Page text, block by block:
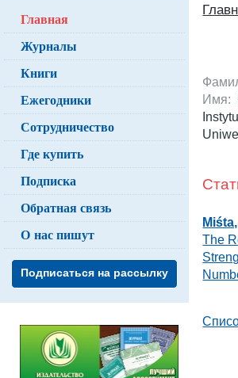
Имя:
The
Главная
Журналы
Книги
Ежегодники
Сотрудничество
Где купить
Подписка
Обратная связь
О нас пишут
Подписаться на рассылку